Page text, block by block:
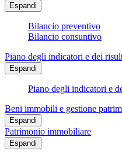
Espandi
Bilancio preventivo
Bilancio consuntivo
Piano degli indicatori e dei
Espandi
Piano degli indicatori e
Beni immobili e gestione
Espandi
Patrimonio immobiliare
Espandi